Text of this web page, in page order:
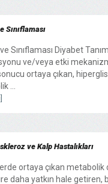
Sınıflaması
Sınıflaması Diyabet
ve/veya etki
ortaya çıkan,
...
ve Kalp Hastalıkları
ortaya çıkan metabolik
daha yatkın hale getiren,